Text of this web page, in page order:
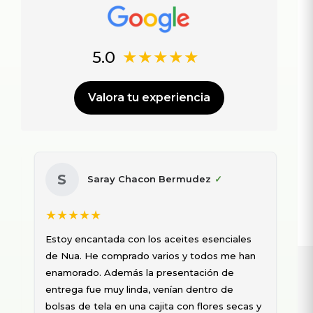
5.0 ★★★★★
Valora tu experiencia
Alfio Pinasco Carella ✓
★★★★★
Les compro siempre dos tipos de aceites
esenciales que me ayudan, en el animo, en la
piel y en el cabello. Son de trato muy cordial y
responsable. También estoy probando el
Bálsamo del Jaguar… para dolores, muy rico